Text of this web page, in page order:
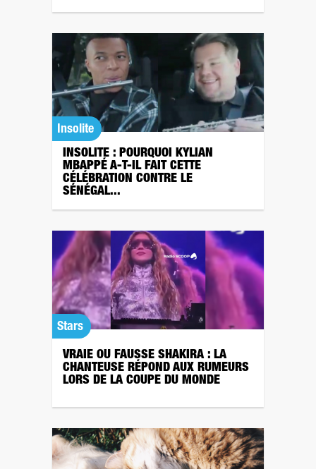
Insolite
INSOLITE : POURQUOI KYLIAN
MBAPPÉ A-T-IL FAIT CETTE
CÉLÉBRATION CONTRE LE
SÉNÉGAL...
Stars
VRAIE OU FAUSSE SHAKIRA : LA
CHANTEUSE RÉPOND AUX RUMEURS
LORS DE LA COUPE DU MONDE